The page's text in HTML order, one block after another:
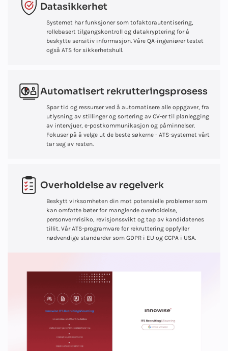
Datasikkerhet
Systemet har funksjoner som tofaktorautentisering,
rollebasert tilgangskontroll og datakryptering for å
beskytte sensitiv informasjon. Våre QA-ingeniører testet
også ATS for sikkerhetshull.
Automatisert rekrutteringsprosess
Spar tid og ressurser ved å automatisere alle oppgaver, fra
utlysning av stillinger og sortering av CV-er til planlegging
av intervjuer, e-postkommunikasjon og påminnelser.
Fokuser på å velge ut de beste søkerne - ATS-systemet vårt
tar seg av resten.
Overholdelse av regelverk
Beskytt virksomheten din mot potensielle problemer som
kan omfatte bøter for manglende overholdelse,
personvernrisiko, revisjonssvikt og tap av kandidatenes
tillit. Vår ATS-programvare for rekruttering oppfyller
nødvendige standarder som GDPR i EU og CCPA i USA.